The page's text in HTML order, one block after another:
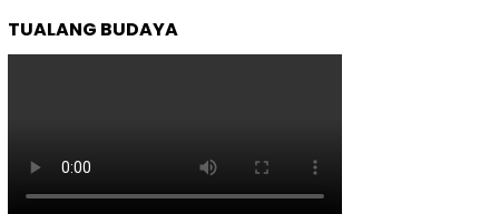
TUALANG BUDAYA